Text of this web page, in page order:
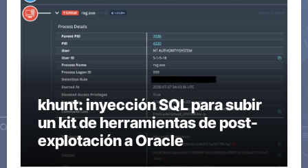
khunt: inyección SQL para subir
un kit de herramientas de post-
explotación a Oracle